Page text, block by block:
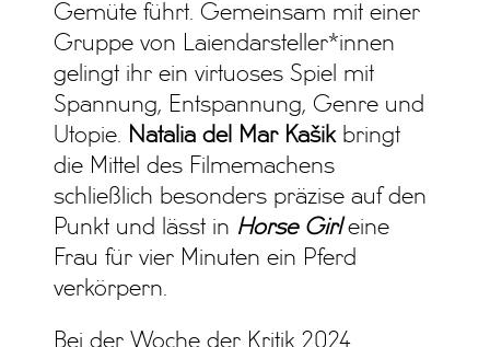
Gemüte führt. Gemeinsam mit einer
Gruppe von Laiendarsteller*innen
gelingt ihr ein virtuoses Spiel mit
Spannung, Entspannung, Genre und
Utopie.
Natalia del Mar Kašikbringt
die Mittel des Filmemachens
schließlich besonders präzise auf den
Punkt und lässt in Horse Girleine
Frau für vier Minuten ein Pferd
verkörpern.
Bei der Woche der Kritik 2024